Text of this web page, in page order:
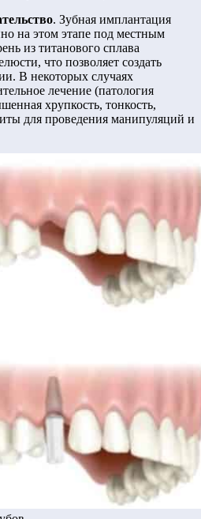
. Зубная имплантация
на этом этапе под местным
из титанового сплава
что позволяет создать
В некоторых случаях
лечение (патология
хрупкость, тонкость,
для проведения манипуляций и